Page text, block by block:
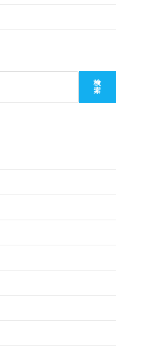
検
索